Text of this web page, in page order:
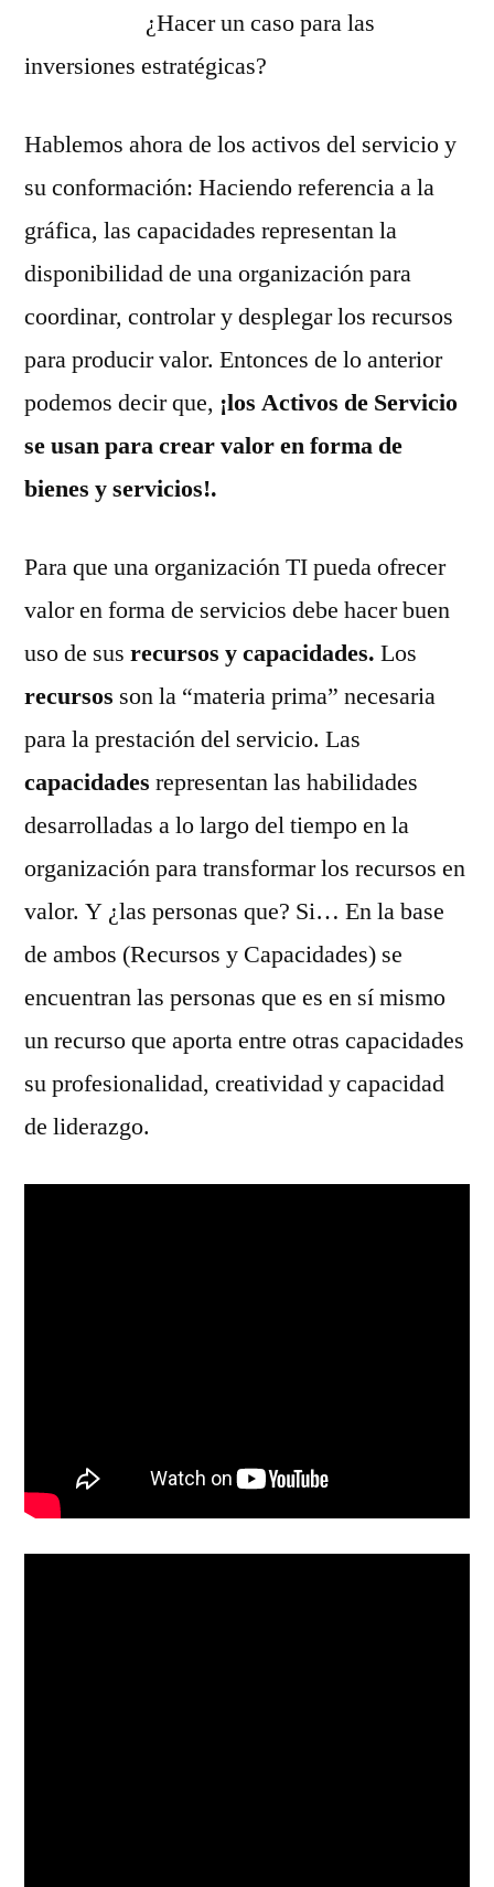
¿Hacer un caso para las
inversiones estratégicas?
Hablemos ahora de los activos del servicio y
su conformación: Haciendo referencia a la
gráfica, las capacidades representan la
disponibilidad de una organización para
coordinar, controlar y desplegar los recursos
para producir valor. Entonces de lo anterior
podemos decir que, ¡los Activos de Servicio
se usan para crear valor en forma de
bienes y servicios!.
Para que una organización TI pueda ofrecer
valor en forma de servicios debe hacer buen
uso de sus recursos y capacidades. Los
recursos son la “materia prima” necesaria
para la prestación del servicio. Las
capacidades representan las habilidades
desarrolladas a lo largo del tiempo en la
organización para transformar los recursos en
valor. Y ¿las personas que? Si… En la base
de ambos (Recursos y Capacidades) se
encuentran las personas que es en sí mismo
un recurso que aporta entre otras capacidades
su profesionalidad, creatividad y capacidad
de liderazgo.